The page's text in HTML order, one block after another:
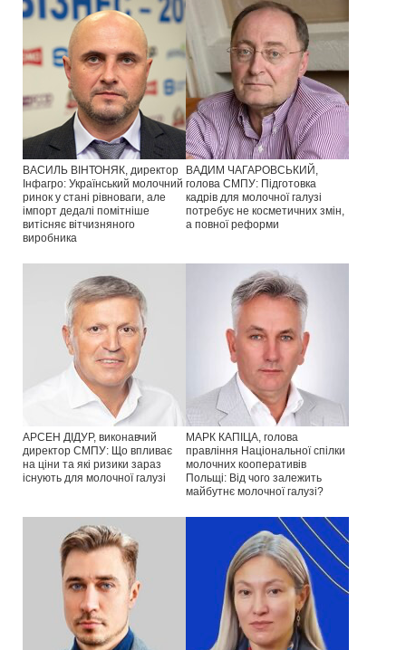
ВАСИЛЬ ВІНТОНЯК, директор
Інфагро: Український молочний
ринок у стані рівноваги, але
імпорт дедалі помітніше
витісняє вітчизняного
виробника
ВАДИМ ЧАГАРОВСЬКИЙ,
голова СМПУ: Підготовка
кадрів для молочної галузі
потребує не косметичних змін,
а повної реформи
АРСЕН ДІДУР, виконавчий
директор СМПУ: Що впливає
на ціни та які ризики зараз
існують для молочної галузі
МАРК КАПІЦА, голова
правління Національної спілки
молочних кооперативів
Польщі: Від чого залежить
майбутнє молочної галузі?